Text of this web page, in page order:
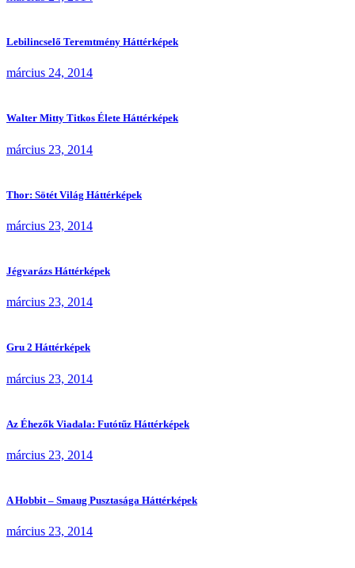
Lebilincselő Teremtmény Háttérképek
március 24, 2014
Walter Mitty Titkos Élete Háttérképek
március 23, 2014
Thor: Sötét Világ Háttérképek
március 23, 2014
Jégvarázs Háttérképek
március 23, 2014
Gru 2 Háttérképek
március 23, 2014
Az Éhezők Viadala: Futótűz Háttérképek
március 23, 2014
A Hobbit – Smaug Pusztasága Háttérképek
március 23, 2014